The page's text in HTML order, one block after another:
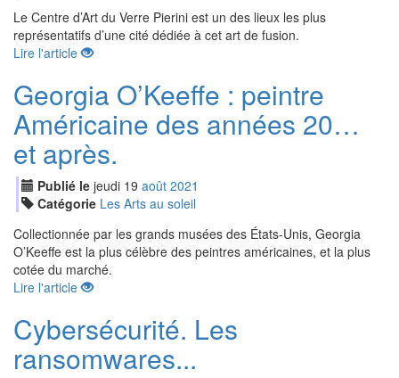
Le Centre d’Art du Verre Pierini est un des lieux les plus
représentatifs d’une cité dédiée à cet art de fusion.
Lire l'article
Georgia O’Keeffe : peintre
Américaine des années 20…
et après.
Publié le jeudi 19 août 2021
Catégorie Les Arts au soleil
Collectionnée par les grands musées des États-Unis, Georgia
O’Keeffe est la plus célèbre des peintres américaines, et la plus
cotée du marché.
Lire l'article
Cybersécurité. Les
ransomwares...